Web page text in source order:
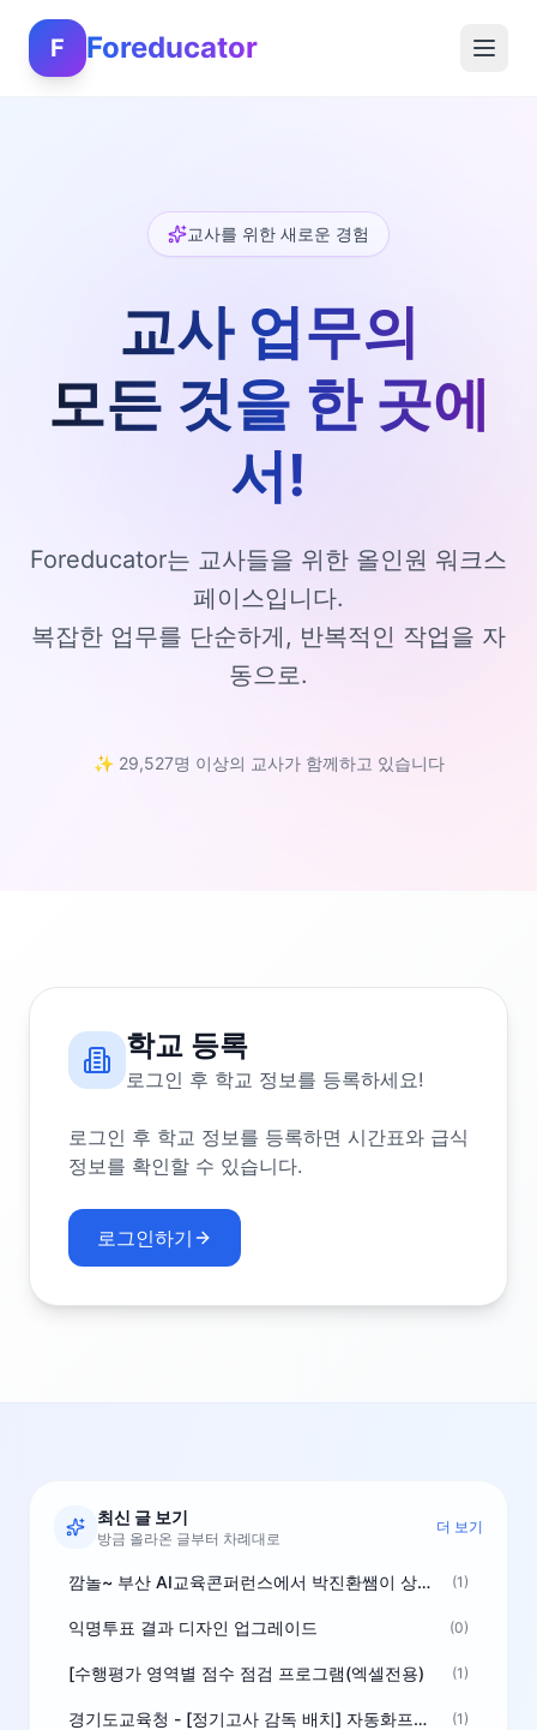
F Foreducator
교사를 위한 새로운 경험
교사 업무의
모든 것을 한 곳에
서!
Foreducator는 교사들을 위한 올인원 워크스
페이스입니다.
복잡한 업무를 단순하게, 반복적인 작업을 자
동으로.
✨ 29,527명 이상의 교사가 함께하고 있습니다
학교 등록
로그인 후 학교 정보를 등록하세요!
로그인 후 학교 정보를 등록하면 시간표와 급식
정보를 확인할 수 있습니다.
로그인하기
최신 글 보기
방금 올라온 글부터 차례대로
더 보기
깜놀~ 부산 AI교육콘퍼런스에서 박진환쌤이 상받으려 나오셨네요~ ^^ (1)
익명투표 결과 디자인 업그레이드 (0)
[수행평가 영역별 점수 점검 프로그램(엑셀전용) (1)
경기도교육청 - [정기고사 감독 배치] 자동화프로그램 보급 (1)